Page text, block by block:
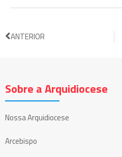
ANTERIOR
Sobre a Arquidiocese
Nossa Arquidiocese
Arcebispo